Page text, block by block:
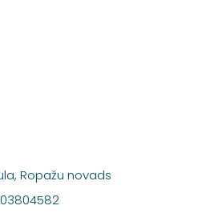
Ropažu novads